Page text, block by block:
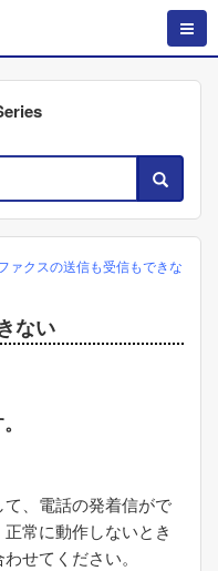
ァクスの送信も受信もできな
ない
、電話の発着信がで
常に動作しないとき
せてください。